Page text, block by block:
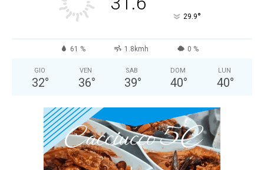
29.9°
61 % 1.8kmh 0 %
GIO
32°
VEN
36°
SAB
39°
DOM
40°
LUN
40°